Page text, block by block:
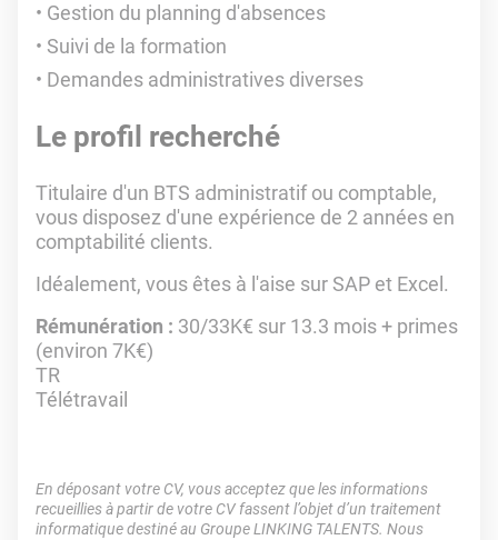
Gestion du planning d'absences
Suivi de la formation
Demandes administratives diverses
Le profil recherché
Titulaire d'un BTS administratif ou comptable,
vous disposez d'une expérience de 2 années en
comptabilité clients.
Idéalement, vous êtes à l'aise sur SAP et Excel.
Rémunération : 30/33K€ sur 13.3 mois + primes
(environ 7K€)
TR
Télétravail
En déposant votre CV, vous acceptez que les informations
recueillies à partir de votre CV fassent l’objet d’un traitement
informatique destiné au Groupe LINKING TALENTS. Nous